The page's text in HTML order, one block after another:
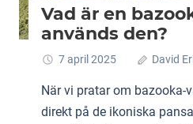
Vad är en
används den?
7 april 2025 David
När vi pratar om bazooka-
direkt på de ikoniska